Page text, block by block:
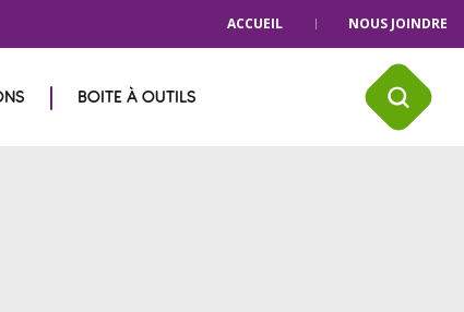
ACCUEIL NOUS JOINDRE
BOITE À OUTILS